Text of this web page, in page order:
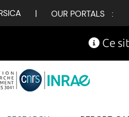
| OUR PORTALS :
Ce